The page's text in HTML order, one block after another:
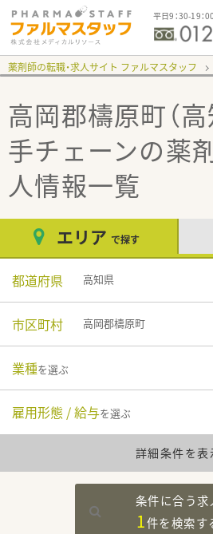
平日9：30-19：
薬剤師の転職・求人サイト ファルマスタッフ
高岡郡檮原町（
手チェーンの薬
人情報一覧
エリア で探す
都道府県 高知県
市区町村 高岡郡檮原町
業種を選ぶ
雇用形態 / 給与を選ぶ
詳細条件を表
条件に合う求
1件を検索す